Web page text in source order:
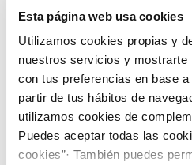
Esta página web usa cookies
Utilizamos cookies propias y
nuestros servicios y mostrarte
con tus preferencias en base
partir de tus hábitos de
utilizamos cookies de
Puedes aceptar todas las
cookies”· También puedes